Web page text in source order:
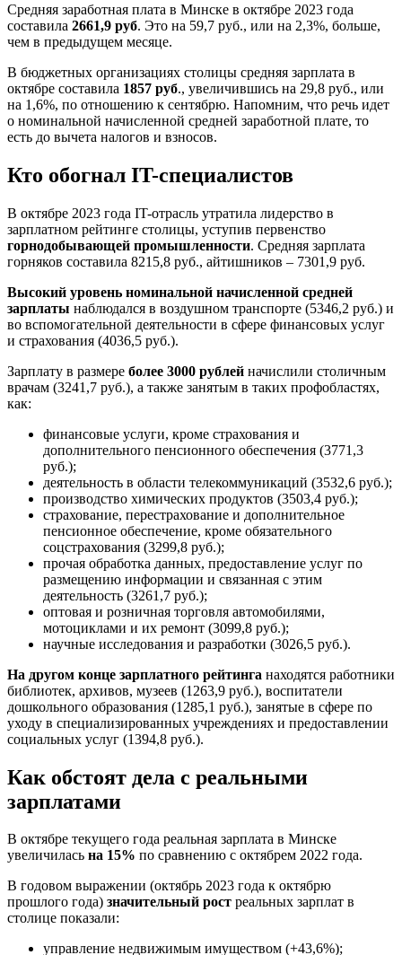
Средняя заработная плата в Минске в октябре 2023 года
составила 2661,9 руб. Это на 59,7 руб., или на 2,3%, больше,
чем в предыдущем месяце.
В бюджетных организациях столицы средняя зарплата в
октябре составила 1857 руб., увеличившись на 29,8 руб., или
на 1,6%, по отношению к сентябрю. Напомним, что речь идет
о номинальной начисленной средней заработной плате, то
есть до вычета налогов и взносов.
Кто обогнал IT-специалистов
В октябре 2023 года IT-отрасль утратила лидерство в
зарплатном рейтинге столицы, уступив первенство
горнодобывающей промышленности. Средняя зарплата
горняков составила 8215,8 руб., айтишников – 7301,9 руб.
Высокий уровень номинальной начисленной средней
зарплаты наблюдался в воздушном транспорте (5346,2 руб.) и
во вспомогательной деятельности в сфере финансовых услуг
и страхования (4036,5 руб.).
Зарплату в размере более 3000 рублей начислили столичным
врачам (3241,7 руб.), а также занятым в таких профобластях,
как:
финансовые услуги, кроме страхования и
дополнительного пенсионного обеспечения (3771,3
руб.);
деятельность в области телекоммуникаций (3532,6 руб.);
производство химических продуктов (3503,4 руб.);
страхование, перестрахование и дополнительное
пенсионное обеспечение, кроме обязательного
соцстрахования (3299,8 руб.);
прочая обработка данных, предоставление услуг по
размещению информации и связанная с этим
деятельность (3261,7 руб.);
оптовая и розничная торговля автомобилями,
мотоциклами и их ремонт (3099,8 руб.);
научные исследования и разработки (3026,5 руб.).
На другом конце зарплатного рейтинга находятся работники
библиотек, архивов, музеев (1263,9 руб.), воспитатели
дошкольного образования (1285,1 руб.), занятые в сфере по
уходу в специализированных учреждениях и предоставлении
социальных услуг (1394,8 руб.).
Как обстоят дела с реальными
зарплатами
В октябре текущего года реальная зарплата в Минске
увеличилась на 15% по сравнению с октябрем 2022 года.
В годовом выражении (октябрь 2023 года к октябрю
прошлого года) значительный рост реальных зарплат в
столице показали:
управление недвижимым имуществом (+43,6%);